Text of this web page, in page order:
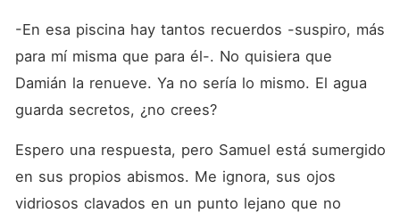
-En esa piscina hay tantos recuerdos -suspiro, más
para mí misma que para él-. No quisiera que
Damián la renueve. Ya no sería lo mismo. El agua
guarda secretos, ¿no crees?
Espero una respuesta, pero Samuel está sumergido
en sus propios abismos. Me ignora, sus ojos
vidriosos clavados en un punto lejano que no